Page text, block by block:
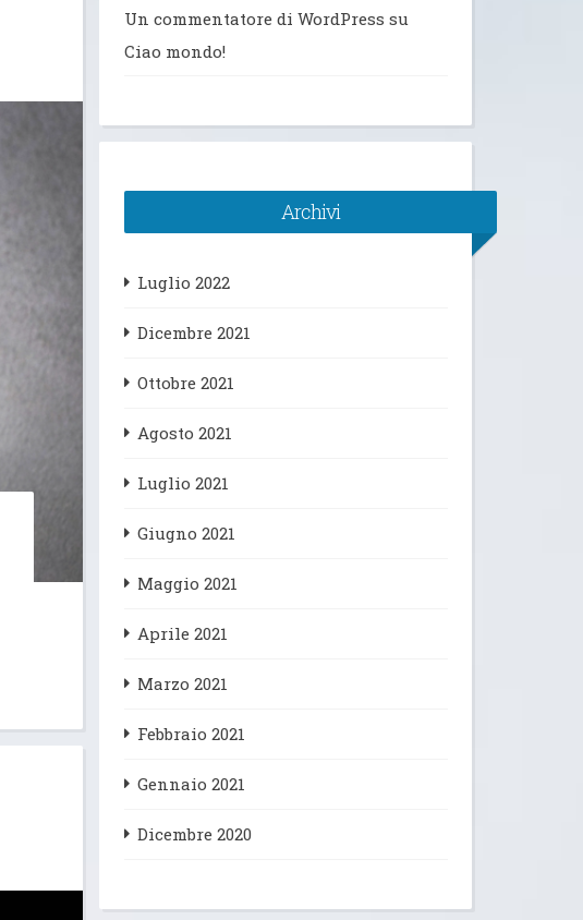
Un commentatore di WordPress su
Ciao mondo!
Archivi
Luglio 2022
Dicembre 2021
Ottobre 2021
Agosto 2021
Luglio 2021
Giugno 2021
Maggio 2021
Aprile 2021
Marzo 2021
Febbraio 2021
Gennaio 2021
Dicembre 2020